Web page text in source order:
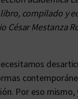
libro, compilado y
Mestanza
Por eso